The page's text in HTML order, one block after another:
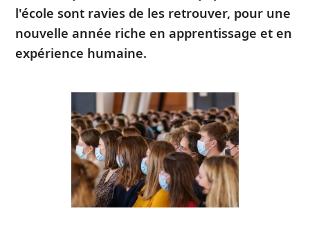
l'école sont ravies de les retrouver, pour une
nouvelle année riche en apprentissage et en
expérience humaine.